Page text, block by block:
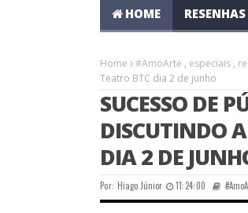
HOME RESENHAS
Home #AmoArte , especiais ,
Teatro BTC dia 2 de junho
SUCESSO DE
DISCUTINDO
DIA 2 DE
Por: Hiago Júnior 11:24:00